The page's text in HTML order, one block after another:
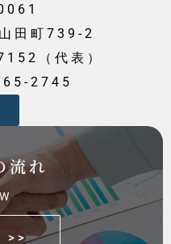
田町739-2
（代表）
2745
流れ
>>